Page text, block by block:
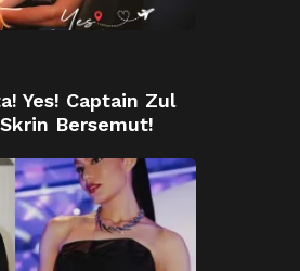
Yes! Captain Zul
Bersemut!